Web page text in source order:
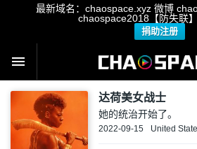
最新域名：chaospace.xyz 微博
chaospace2018【防失联
捐助注册
达荷美女战士
她的统治开始了。
2022-09-15 United